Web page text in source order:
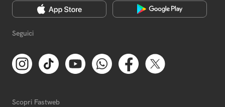
Seguici
Scopri Fastweb